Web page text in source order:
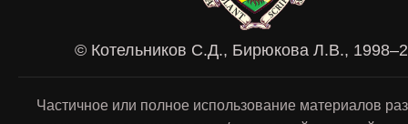
© Котельников С.Д., Бирюкова Л.В.,
Частичное или полное использование материалов